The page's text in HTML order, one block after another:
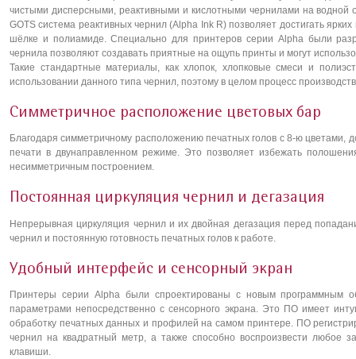
чистыми дисперсными, реактивными и кислотными чернилами на
GOTS система реактивных чернил (Alpha Ink R) позволяет достигать
шёлке и полиамиде. Специально для принтеров серии Alpha были
чернила позволяют создавать приятные на ощупь принты и могут
Такие стандартные материалы, как хлопок, хлопковые смеси и
использовании данного типа чернил, поэтому в целом процесс
Симметричное расположение цветовых бар
Благодаря симметричному расположению печатных голов с 8-ю цветами,
печати в двунаправленном режиме. Это позволяет избежать
несимметричным построением.
Постоянная циркуляция чернил и дегазация
Непрерывная циркуляция чернил и их двойная дегазация перед
чернил и постоянную готовность печатных голов к работе.
Удобный интерфейс и сенсорный экран
Принтеры серии Alpha были спроектированы с новым программным
параметрами непосредственно с сенсорного экрана. Это ПО имеет
обработку печатных данных и профилей на самом принтере. ПО
чернил на квадратный метр, а также способно воспроизвести любое
клавиши.